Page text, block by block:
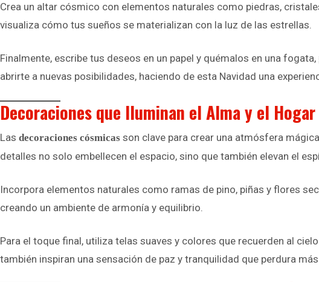
Crea un altar cósmico con elementos naturales como piedras,
visualiza cómo tus sueños se materializan con la luz de las estrellas.
Finalmente, escribe tus deseos en un papel y quémalos en una
abrirte a nuevas posibilidades, haciendo de esta Navidad una
Decoraciones que Iluminan el Alma y el Hogar
Las decoraciones cósmicas son clave para crear una atmósfera
detalles no solo embellecen el espacio, sino que también elevan el
Incorpora elementos naturales como ramas de pino, piñas y flores
creando un ambiente de armonía y equilibrio.
Para el toque final, utiliza telas suaves y colores que recuerden al
también inspiran una sensación de paz y tranquilidad que perdura